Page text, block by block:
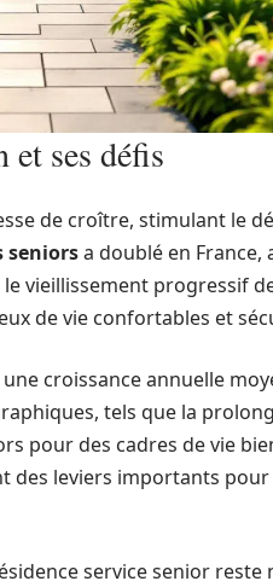
et ses défis
de croître, stimulant le
seniorsa doublé en France,
vieillissement progressif
de vie confortables et
croissance annuelle
tels que la
pour des cadres de vie
des leviers importants pour
service senior